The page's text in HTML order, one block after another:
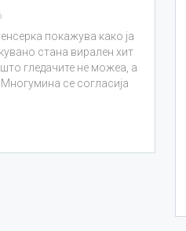
покажува како ја
стана вирален хит
гледачите не можеа, а
се согласија